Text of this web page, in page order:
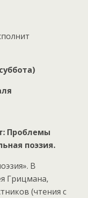
Проблемы
поэзия.
В
Грицмана,
(чтения с